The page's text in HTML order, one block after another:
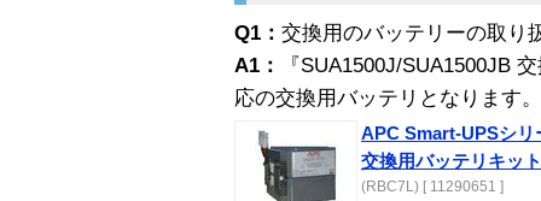
Q1： 交換用のバッテリーの取り
A1：
『SUA1500J/SUA1500JB
応の交換用バッテリとなります
APC Smart-UPSシリ
交換用バッテリキット
(RBC7L) [ 11290651 ]